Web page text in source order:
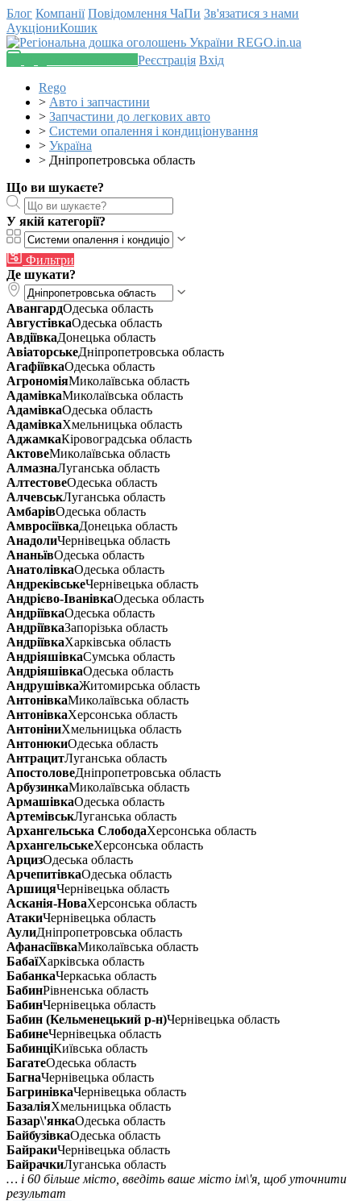
Блог Компанії Повідомлення ЧаПи Зв'язатися з нами
АукціониКошик
Реєстрація Вхід
Rego
> Авто і запчастини
> Запчастини до легкових авто
> Системи опалення і кондиціонування
> Україна
> Дніпропетровська область
Що ви шукаєте?
У якій категорії?
Фильтри
Де шукати?
АвангардОдеська область
АвгустівкаОдеська область
АвдіївкаДонецька область
АвіаторськеДніпропетровська область
АгафіївкаОдеська область
АгрономіяМиколаївська область
АдамівкаМиколаївська область
АдамівкаОдеська область
АдамівкаХмельницька область
АджамкаКіровоградська область
АктовеМиколаївська область
АлмазнаЛуганська область
АлтестовеОдеська область
АлчевськЛуганська область
АмбарівОдеська область
АмвросіївкаДонецька область
АнадолиЧернівецька область
АнаньївОдеська область
АнатолівкаОдеська область
АндреківськеЧернівецька область
Андрієво-ІванівкаОдеська область
АндріївкаОдеська область
АндріївкаЗапорізька область
АндріївкаХарківська область
АндріяшівкаСумська область
АндріяшівкаОдеська область
АндрушівкаЖитомирська область
АнтонівкаМиколаївська область
АнтонівкаХерсонська область
АнтоніниХмельницька область
АнтонюкиОдеська область
АнтрацитЛуганська область
АпостоловеДніпропетровська область
АрбузинкаМиколаївська область
АрмашівкаОдеська область
АртемівськЛуганська область
Архангельська СлободаХерсонська область
АрхангельськеХерсонська область
АрцизОдеська область
АрчепитівкаОдеська область
АршицяЧернівецька область
Асканія-НоваХерсонська область
АтакиЧернівецька область
АулиДніпропетровська область
АфанасіївкаМиколаївська область
БабаїХарківська область
БабанкаЧеркаська область
БабинРівненська область
БабинЧернівецька область
Бабин (Кельменецький р-н)Чернівецька область
БабинеЧернівецька область
БабинціКиївська область
БагатеОдеська область
БагнаЧернівецька область
БагринівкаЧернівецька область
БазаліяХмельницька область
Базар\'янкаОдеська область
БайбузівкаОдеська область
БайракиЧернівецька область
БайрачкиЛуганська область
… і 60 більше місто, введіть ваше місто ім\'я, щоб уточнити
результат